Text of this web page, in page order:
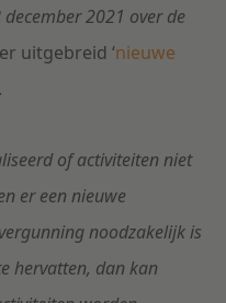
2021 over de
uitgebreid ‘nieuwe
.
of activiteiten niet
er een nieuwe
noodzakelijk is
hervatten, dan kan